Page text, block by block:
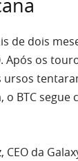
de dois
Após os
ursos
BTC segue
da